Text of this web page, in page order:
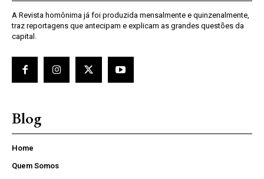
A Revista homônima já foi produzida mensalmente e quinzenalmente,
traz reportagens que antecipam e explicam as grandes questões da
capital.
Blog
Home
Quem Somos